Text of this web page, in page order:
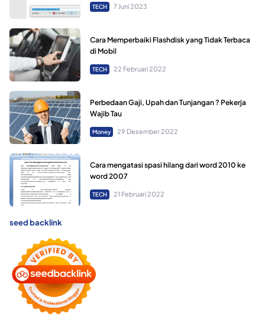
TECH 7 Juni 2023
Cara Memperbaiki Flashdisk yang Tidak Terbaca
di Mobil
TECH 22 Februari 2022
Perbedaan Gaji, Upah dan Tunjangan ? Pekerja
Wajib Tau
Money 29 Desember 2022
Cara mengatasi spasi hilang dari word 2010 ke
word 2007
TECH 21 Februari 2022
seed backlink